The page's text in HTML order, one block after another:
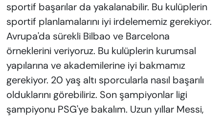
sportif başarılar da yakalanabilir. Bu kulüplerin
sportif planlamalarını iyi irdelememiz gerekiyor.
Avrupa'da sürekli Bilbao ve Barcelona
örneklerini veriyoruz. Bu kulüplerin kurumsal
yapılarına ve akademilerine iyi bakmamız
gerekiyor. 20 yaş altı sporcularla nasıl başarılı
olduklarını görebiliriz. Son şampiyonlar ligi
şampiyonu PSG'ye bakalım. Uzun yıllar Messi,